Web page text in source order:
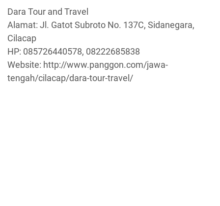
Dara Tour and Travel
Alamat: Jl. Gatot Subroto No. 137C, Sidanegara,
Cilacap
HP: 085726440578, 08222685838
Website: http://www.panggon.com/jawa-
tengah/cilacap/dara-tour-travel/